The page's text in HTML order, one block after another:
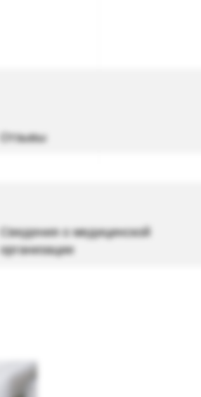
Отзывы
Сведения о медицинской
организации